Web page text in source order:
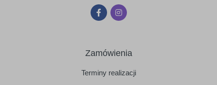
Zamówienia
Terminy realizacji